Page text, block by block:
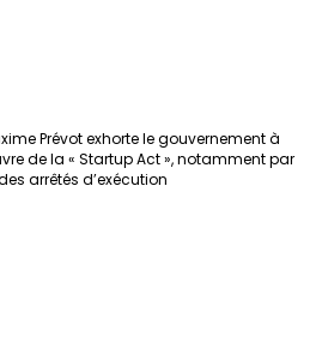
Prévot exhorte le gouvernement à
de la « Startup Act », notamment par
arrêtés d’exécution